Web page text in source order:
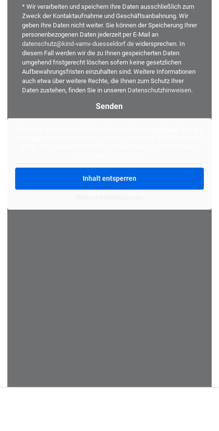
* Wir verarbeiten und speichern Ihre Daten ausschließlich zum
Zweck der Kontaktaufnahme und Geschäftsanbahnung. Wir
geben Ihre Daten nicht weiter. Sie können der Speicherung Ihrer
personenbezogenen Daten jederzeit per E-Mail an
datenschutz@kind-vamv-duesseldorf.de widersprechen. In
diesem Fall werden wir die zu Ihnen gespeicherten Daten
umgehend fristgerecht löschen sofern keine gesetzlichen
Aufbewahrungsfristen einzuhalten sind. Weitere Informationen
auch etwa über weitere Rechte, die Ihnen zum Schutz Ihrer
Daten zustehen, finden Sie in unseren Datenschutzhinweisen.
Inhalt entsperren